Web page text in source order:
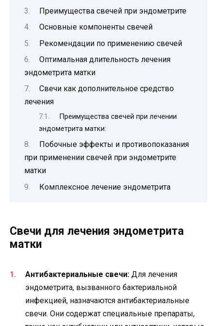
Преимущества свечей при эндометрите
Основные компоненты свечей
Рекомендации по применению свечей
Оптимальная длительность лечения
эндометрита матки
Свечи как дополнительное средство
лечения
Преимущества свечей при лечении
эндометрита матки:
Побочные эффекты и противопоказания
при применении свечей при эндометрите
матки
Комплексное лечение эндометрита
Свечи для лечения эндометрита
матки
Антибактериальные свечи: Для лечения
эндометрита, вызванного бактериальной
инфекцией, назначаются антибактериальные
свечи. Они содержат специальные препараты,